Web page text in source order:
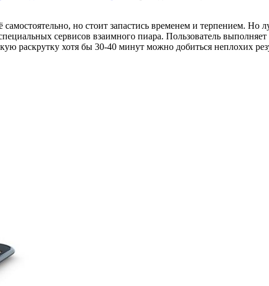
но стоит запастись временем и терпением. Но
сервисов взаимного пиара. Пользователь выполняет
раскрутку хотя бы 30-40 минут можно добиться неплохих